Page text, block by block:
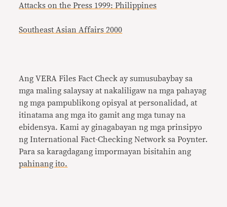
Attacks on the Press 1999: Philippines
Southeast Asian Affairs 2000
Ang VERA Files Fact Check ay sumusubaybay sa
mga maling salaysay at nakaliligaw na mga pahayag
ng mga pampublikong opisyal at personalidad, at
itinatama ang mga ito gamit ang mga tunay na
ebidensya. Kami ay ginagabayan ng mga prinsipyo
ng International Fact-Checking Network sa Poynter.
Para sa karagdagang impormayan bisitahin ang
pahinang ito.